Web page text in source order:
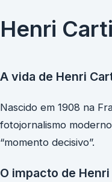
Henri
A vida de Henri
Nascido em 1908 na
fotojornalismo
“momento decisivo”.
O impacto de